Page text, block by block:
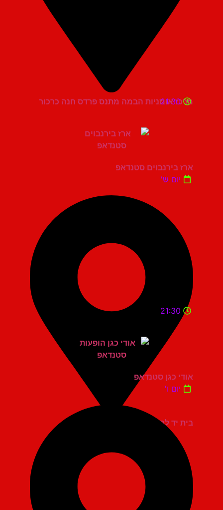
מרכז אומניות הבמה מתנס פרדס חנה כרכור
21:30
ארז בירנבוים סטנדאפ
יום ש'
בית יד לבנים אשדוד
21:30
אודי כגן סטנדאפ
יום ו'